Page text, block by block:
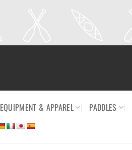
EQUIPMENT & APPAREL PADDLES